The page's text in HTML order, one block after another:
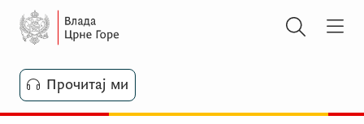
Прочитај ми